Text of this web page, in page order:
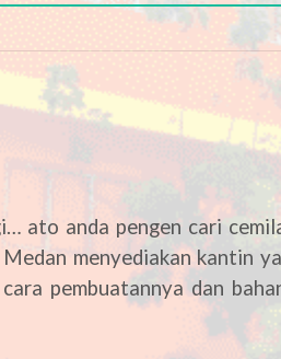
ato anda pengen cari
menyediakan kantin
pembuatannya dan